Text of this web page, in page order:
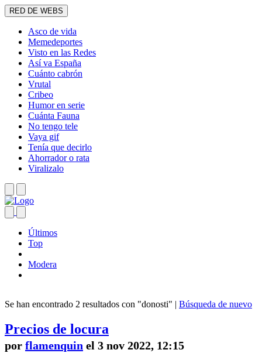
RED DE WEBS
Asco de vida
Memedeportes
Visto en las Redes
Así va España
Cuánto cabrón
Vrutal
Cribeo
Humor en serie
Cuánta Fauna
No tengo tele
Vaya gif
Tenía que decirlo
Ahorrador o rata
Viralizalo
Últimos
Top
Modera
Se han encontrado 2 resultados con "donosti" | Búsqueda de nuevo
Precios de locura
por flamenquin el 3 nov 2022, 12:15